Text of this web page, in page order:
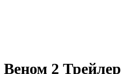
Веном 2 Трейлер